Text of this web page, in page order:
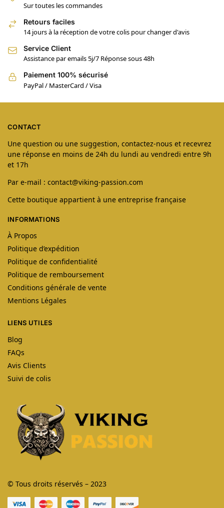
Sur toutes les commandes
Retours faciles
14 jours à la réception de votre colis pour changer d'avis
Service Client
Assistance par emails 5j/7 Réponse sous 48h
Paiement 100% sécurisé
PayPal / MasterCard / Visa
CONTACT
Une question ou une suggestion, contactez-nous et recevrez
une réponse en moins de 24h du lundi au vendredi entre 9h
et 17h
Par e-mail : contact@viking-passion.com
Cette boutique appartient à une entreprise française
INFORMATIONS
À Propos
Politique d’expédition
Politique de confidentialité
Politique de remboursement
Conditions générale de vente
Mentions Légales
LIENS UTILES
Blog
FAQs
Avis Clients
Suivi de colis
© Tous droits réservés – 2023